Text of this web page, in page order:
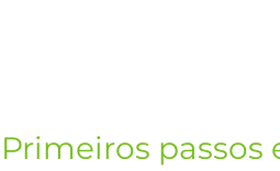
Primeiros passos